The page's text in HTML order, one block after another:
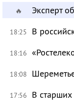
🔥 Эксперт
18:25 В
18:16
18:08
17:56 В